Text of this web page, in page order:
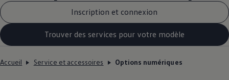
Inscription et connexion
Trouver des services pour votre modèle
Accueil Service et accessoires Options numériques